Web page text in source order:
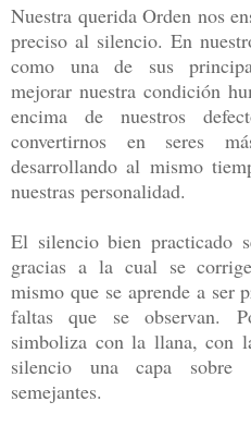
Nuestra querida Orden nos
preciso al silencio. En
como una de sus
mejorarnuestra condición
encima de nuestros
convertirnos en seres
desarrollando al mismo
nuestras personalidad.
El silencio bien practicado
gracias a la cual se
mismo que se aprende a ser
faltasque se observan.
simboliza con la llana, con
silencio una capa sobre
semejantes.